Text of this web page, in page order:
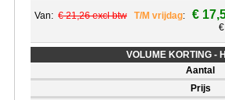
Van: € 21,26 excl btw T/M vrijdag: €
VOLUME KORTING -
Aantal
Prijs